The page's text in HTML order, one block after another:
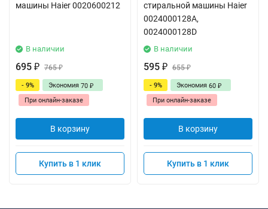
машины Haier 0020600212
В наличии
695 ₽ 765₽
- 9% Экономия 70 ₽
При онлайн-заказе
В корзину
Купить в 1 клик
стиральной машины Haier
0024000128A,
0024000128D
В наличии
595 ₽ 655₽
- 9% Экономия 60 ₽
При онлайн-заказе
В корзину
Купить в 1 клик